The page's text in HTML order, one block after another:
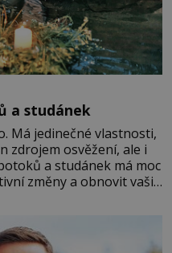
a studánek
Má jedinečné vlastnosti,
zdrojem osvěžení, ale i
a studánek má moc
změny a obnovit vaši
do svého života